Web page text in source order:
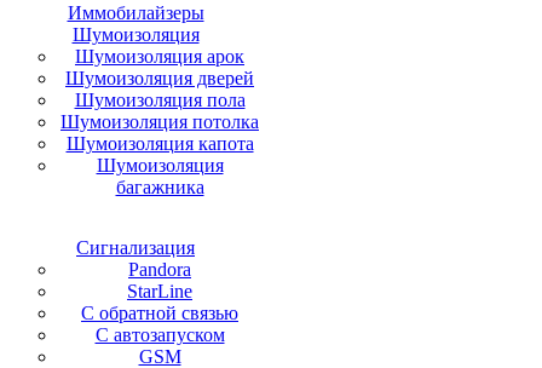
Иммобилайзеры
Шумоизоляция
Шумоизоляция арок
Шумоизоляция дверей
Шумоизоляция пола
Шумоизоляция потолка
Шумоизоляция капота
Шумоизоляция
багажника
Сигнализация
Pandora
StarLine
С обратной связью
С автозапуском
GSM